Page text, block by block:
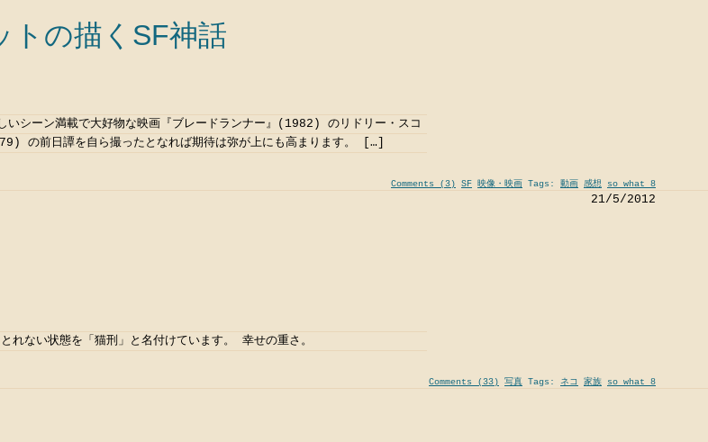
トの描くSF神話
いシーン満載で大好物な映画『ブレードランナー』(1982) のリドリー・スコ
の前日譚を自ら撮ったとなれば期待は弥が上にも高まります。 […]
Comments (3) SF 映像・映画 Tags: 動画 感想 so what 8
21/5/2012
れない状態を「猫刑」と名付けています。 幸せの重さ。
Comments (33) 写真 Tags: ネコ 家族 so what 8